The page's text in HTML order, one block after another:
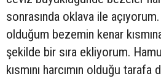
sonrasında oklava ile açıyorum.
olduğum bezemin kenar
şekilde bir sıra ekliyorum.
kısmını harcımın olduğu